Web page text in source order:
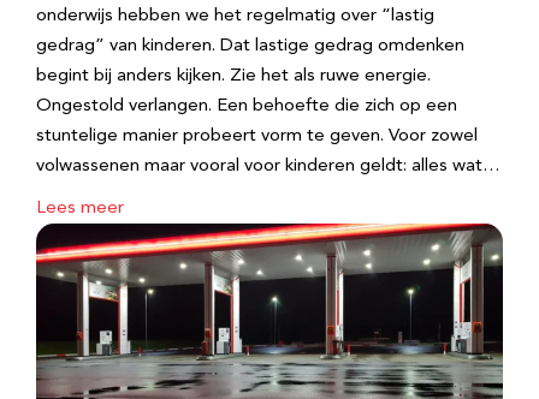
onderwijs hebben we het regelmatig over “lastig
gedrag” van kinderen. Dat lastige gedrag omdenken
begint bij anders kijken. Zie het als ruwe energie.
Ongestold verlangen. Een behoefte die zich op een
stuntelige manier probeert vorm te geven. Voor zowel
volwassenen maar vooral voor kinderen geldt: alles wat…
Lees meer